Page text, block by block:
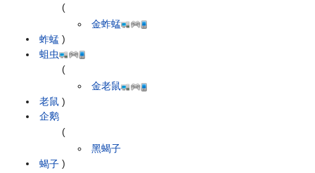
蚱蜢
(
金蚱蜢
)
蛆虫
老鼠
(
金老鼠
)
企鹅
蝎子
(
黑蝎子
)